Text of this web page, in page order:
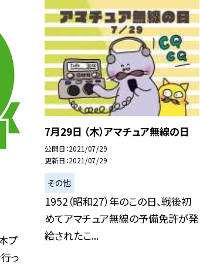
プ
っ
7月29日 （木）アマチュア無線の日
公開日 2021/07/29
更新日 2021/07/29
その他
1952（昭和27）年のこの日、戦後初
めてアマチュア無線の予備免許が発
給されたこ...